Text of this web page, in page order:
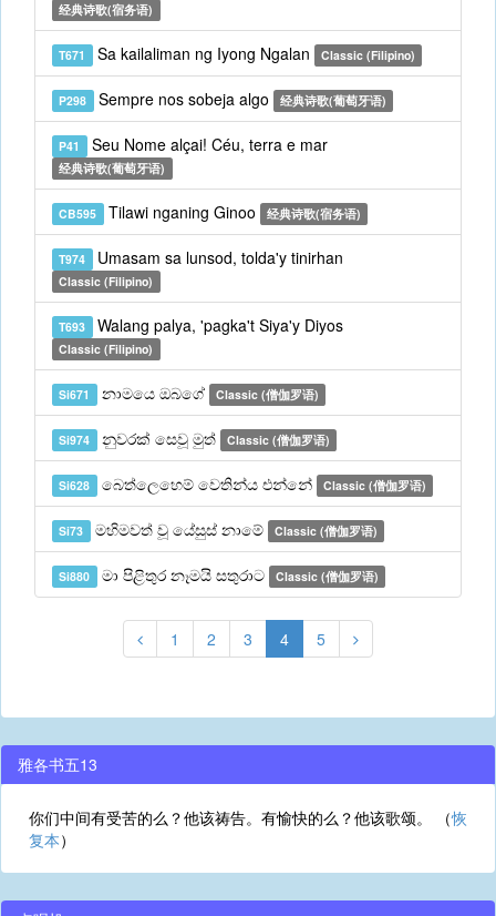
经典诗歌(宿务语)
T671 Sa kailaliman ng Iyong Ngalan Classic (Filipino)
P298 Sempre nos sobeja algo 经典诗歌(葡萄牙语)
P41 Seu Nome alçai! Céu, terra e mar
经典诗歌(葡萄牙语)
CB595 Tilawi nganing Ginoo 经典诗歌(宿务语)
T974 Umasam sa lunsod, tolda'y tinirhan
Classic (Filipino)
T693 Walang palya, 'pagka't Siya'y Diyos
Classic (Filipino)
Si671 නාමයෙ ඔබගේ Classic (僧伽罗语)
Si974 නුවරක් සෙවූ මුත් Classic (僧伽罗语)
Si628 බෙත්ලෙහෙම් වෙතින්ය එන්නේ Classic (僧伽罗语)
Si73 මහිමවත් වූ යේසුස් නාමේ Classic (僧伽罗语)
Si880 මා පිළිතුර නෑමයි සතුරාට Classic (僧伽罗语)
1 2 3 4 5
雅各书五13
你们中间有受苦的么？他该祷告。有愉快的么？他该歌颂。 （恢
复本）